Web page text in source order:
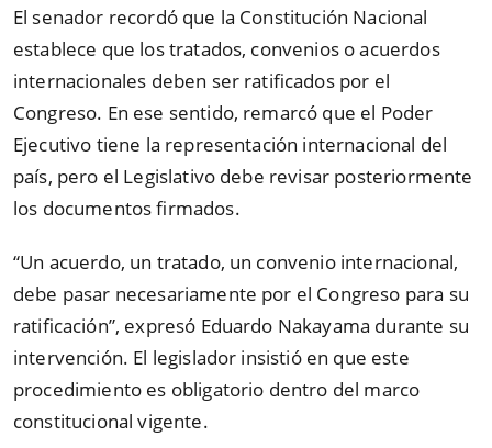
El senador recordó que la Constitución Nacional
establece que los tratados, convenios o acuerdos
internacionales deben ser ratificados por el
Congreso. En ese sentido, remarcó que el Poder
Ejecutivo tiene la representación internacional del
país, pero el Legislativo debe revisar posteriormente
los documentos firmados.
“Un acuerdo, un tratado, un convenio internacional,
debe pasar necesariamente por el Congreso para su
ratificación”, expresó Eduardo Nakayama durante su
intervención. El legislador insistió en que este
procedimiento es obligatorio dentro del marco
constitucional vigente.